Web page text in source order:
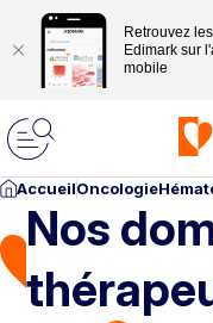
Retrouvez
Edimark sur
mobile
AccueilOncologie
Nos